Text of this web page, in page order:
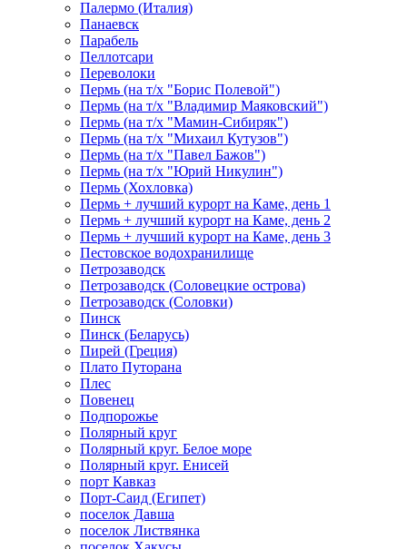
Палермо (Италия)
Панаевск
Парабель
Пеллотсари
Переволоки
Пермь (на т/х "Борис Полевой")
Пермь (на т/х "Владимир Маяковский")
Пермь (на т/х "Мамин-Сибиряк")
Пермь (на т/х "Михаил Кутузов")
Пермь (на т/х "Павел Бажов")
Пермь (на т/х "Юрий Никулин")
Пермь (Хохловка)
Пермь + лучший курорт на Каме, день 1
Пермь + лучший курорт на Каме, день 2
Пермь + лучший курорт на Каме, день 3
Пестовское водохранилище
Петрозаводск
Петрозаводск (Соловецкие острова)
Петрозаводск (Соловки)
Пинск
Пинск (Беларусь)
Пирей (Греция)
Плато Путорана
Плес
Повенец
Подпорожье
Полярный круг
Полярный круг. Белое море
Полярный круг. Енисей
порт Кавказ
Порт-Саид (Египет)
поселок Давша
поселок Листвянка